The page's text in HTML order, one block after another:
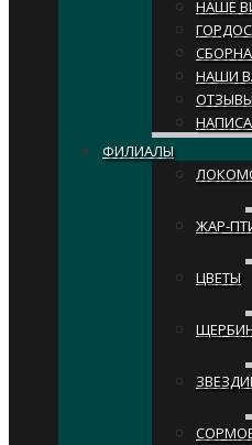
НАШЕ
НАШИ
ОТЗЫВЫ
ФИЛИАЛЫ
ЖАР-
ЦВЕТЫ